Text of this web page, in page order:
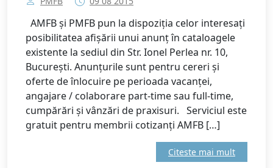
AMFB și PMFB pun la dispoziția celor interesați
posibilitatea afișării unui anunț în cataloagele
existente la sediul din Str. Ionel Perlea nr. 10,
București. Anunțurile sunt pentru cereri și
oferte de înlocuire pe perioada vacanței,
angajare / colaborare part-time sau full-time,
cumpărări și vânzări de praxisuri. Serviciul este
gratuit pentru membrii cotizanți AMFB […]
Citeste mai mult